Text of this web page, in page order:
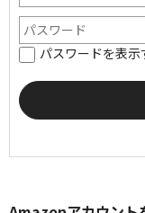
パスワードを表示